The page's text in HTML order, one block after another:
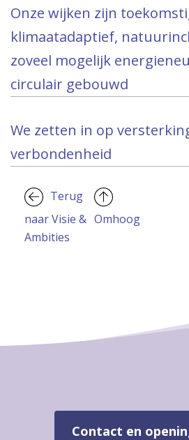
Onze wijken zijn
klimaatadaptief,
zoveel mogelijk
circulair gebouwd
We zetten in op
verbondenheid
Terug
naar Visie &
Ambities
Omhoog
Contact en